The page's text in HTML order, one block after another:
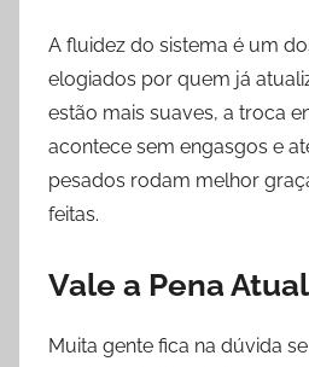
A fluidez do sistema é um
elogiados por quem já
estão mais suaves, a troca
acontece sem engasgos e
pesados rodam melhor
feitas.
Vale a Pena
Muita gente fica na dúvida